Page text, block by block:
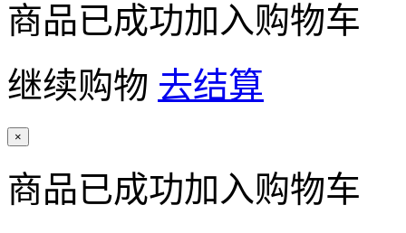
商品已成功加入购物车
继续购物 去结算
×
商品已成功加入购物车